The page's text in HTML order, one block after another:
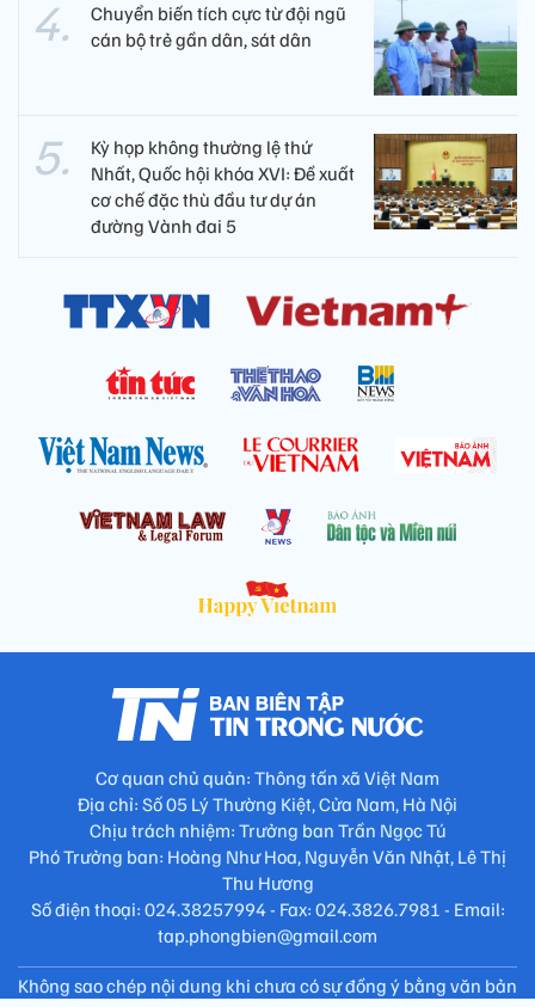
Chuyển biến tích cực từ đội ngũ
cán bộ trẻ gần dân, sát dân
Kỳ họp không thường lệ thứ
Nhất, Quốc hội khóa XVI: Đề xuất
cơ chế đặc thù đầu tư dự án
đường Vành đai 5
Cơ quan chủ quản: Thông tấn xã Việt Nam
Địa chỉ: Số 05 Lý Thường Kiệt, Cửa Nam, Hà Nội
Chịu trách nhiệm: Trưởng ban Trần Ngọc Tú
Phó Trưởng ban: Hoàng Như Hoa, Nguyễn Văn Nhật, Lê Thị
Thu Hương
Số điện thoại: 024.38257994 - Fax: 024.3826.7981 - Email:
tap.phongbien@gmail.com
Không sao chép nội dung khi chưa có sự đồng ý bằng văn bản